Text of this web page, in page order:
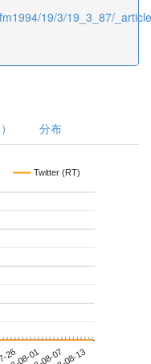
19/3/19_3_87/
分布
Twitter (RT)